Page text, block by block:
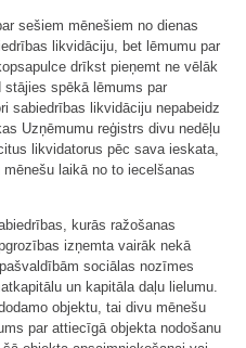
sešiem mēnešiem no dienas
likvidāciju, bet lēmumu par
drīkst pieņemt ne vēlāk
spēkā lēmums par
sabiedrības likvidāciju nepabeidz
Uzņēmumu reģistrs divu nedēļu
likvidatorus pēc sava ieskata,
laikā no to iecelšanas
kurās ražošanas
izņemta vairāk nekā
sociālas nozīmes
un kapitāla daļu lielumu.
objektu, tai divu mēnešu
par attiecīgā objekta nodošanu